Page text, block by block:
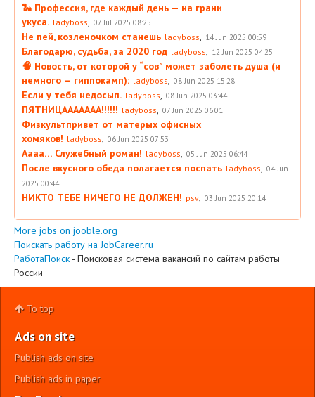
🐍 Профессия, где каждый день — на грани
укуса. ladyboss 07 Jul 2025 08:25
Не пей, козленочком станешь ladyboss 14 Jun 2025 00:59
Благодарю, судьба, за 2020 год ladyboss 12 Jun 2025 04:25
🧠 Новость, от которой у “сов” может заболеть душа (и
немного — гиппокамп): ladyboss 08 Jun 2025 15:28
Если у тебя недосып. ladyboss 08 Jun 2025 03:44
ПЯТНИЦААААААА!!!!!! ladyboss 07 Jun 2025 06:01
Физкультпривет от матерых офисных
хомяков! ladyboss 06 Jun 2025 07:53
Аааа… Служебный роман! ladyboss 05 Jun 2025 06:44
После вкусного обеда полагается поспать ladyboss
04 Jun
2025 00:44
НИКТО ТЕБЕ НИЧЕГО НЕ ДОЛЖЕН! psv 03 Jun 2025 20:14
More jobs on jooble.org
Поискать работу на JobCareer.ru
РаботаПоиск - Поисковая система вакансий по сайтам работы
России
To top
Ads on site
Publish ads on site
Publish ads in paper